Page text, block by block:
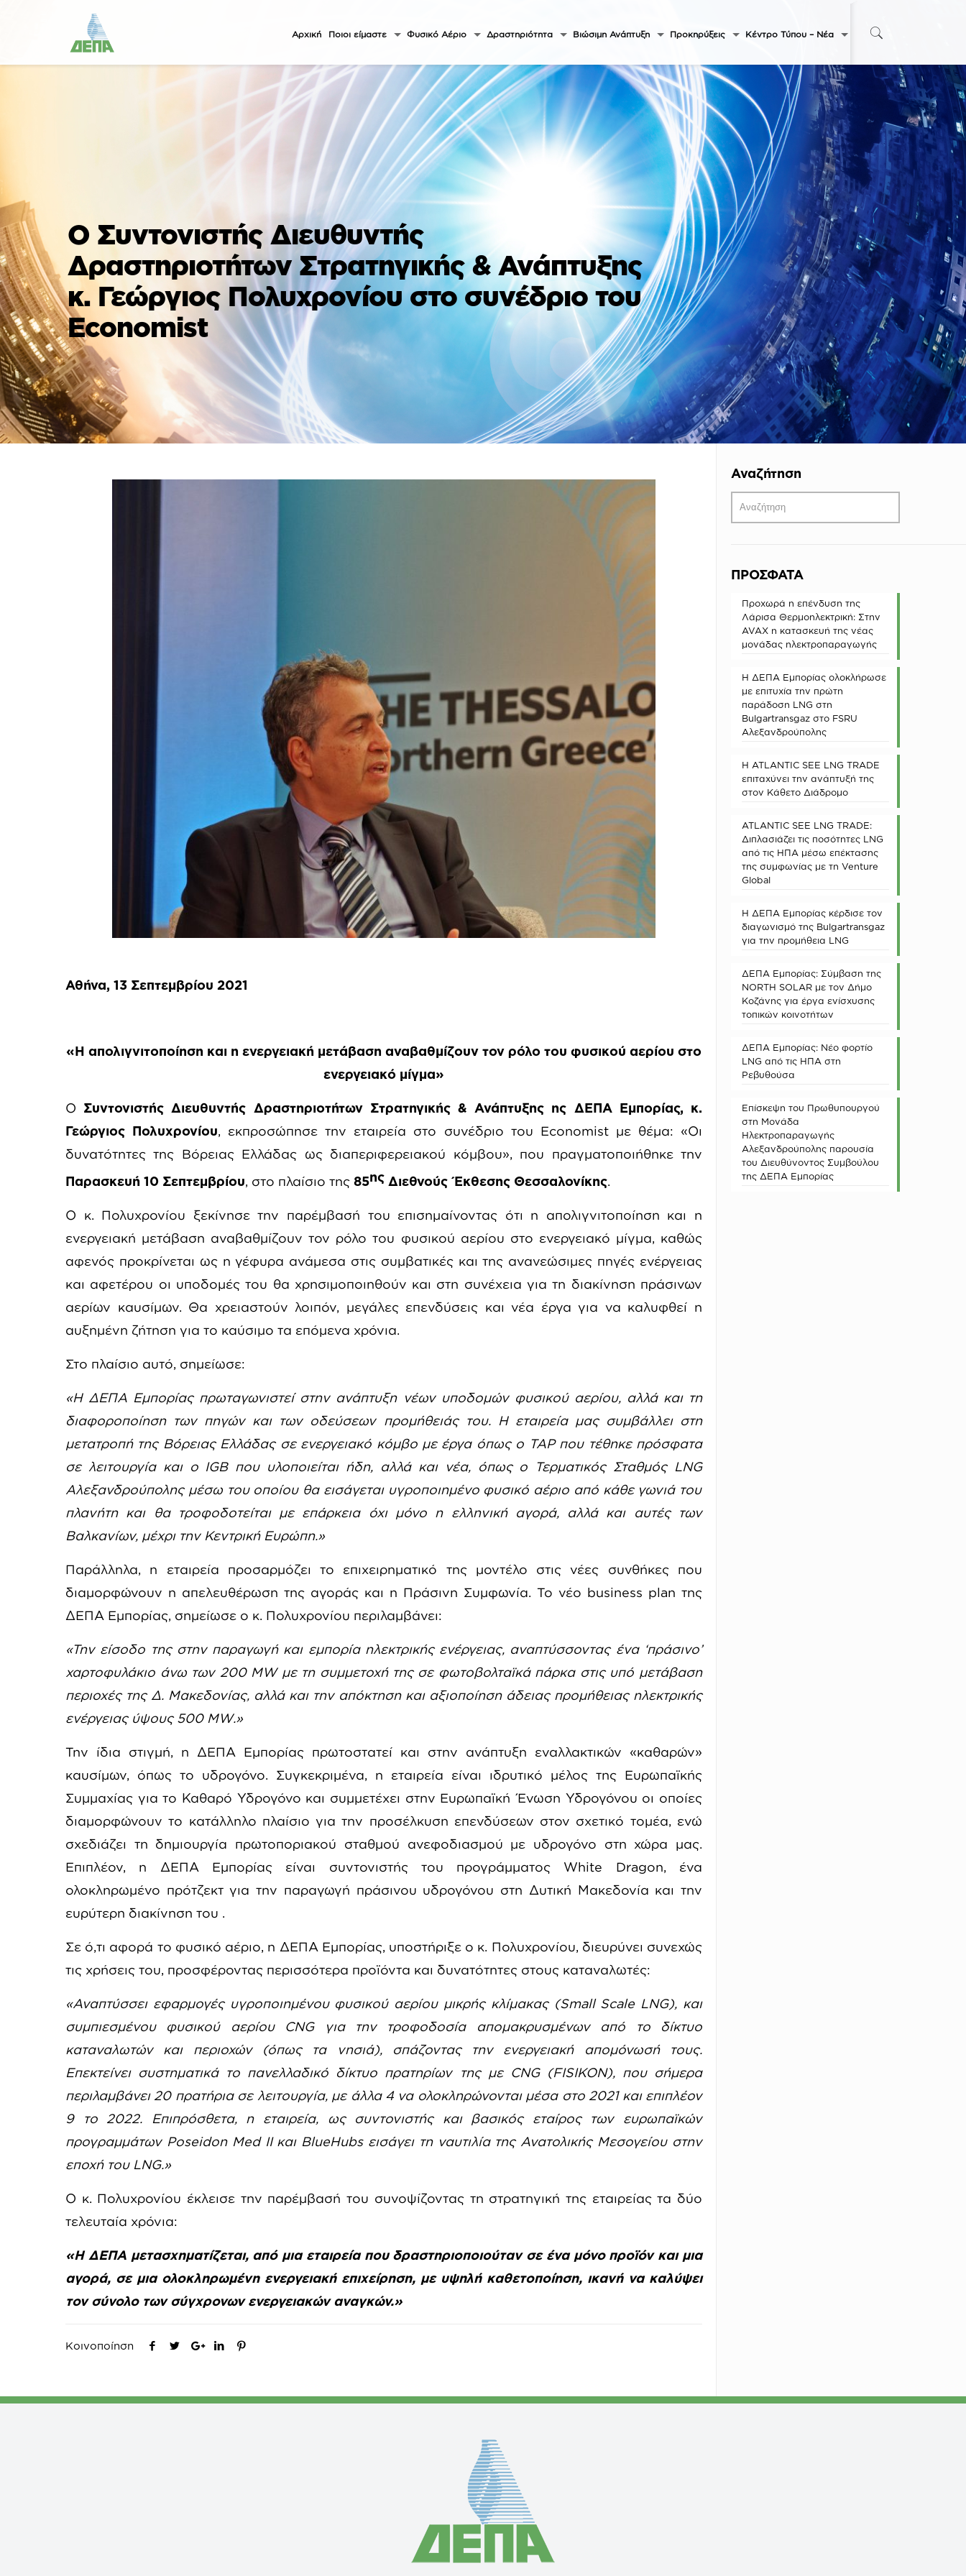
Αρχική Ποιοι είμαστε Φυσικό Αέριο Δραστηριότητα Βιώσιμη Ανάπτυξη Προκηρύξεις Κέντρο Τύπου – Νέα
O Συντονιστής Διευθυντής
Δραστηριοτήτων Στρατηγικής & Ανάπτυξης
κ. Γεώργιος Πολυχρονίου στο συνέδριο του
Economist
Αθήνα, 13 Σεπτεμβρίου 2021
«H απολιγνιτοποίηση και η ενεργειακή μετάβαση αναβαθμίζουν τον ρόλο του φυσικού αερίου στο
ενεργειακό μίγμα»
Ο Συντονιστής Διευθυντής Δραστηριοτήτων Στρατηγικής & Ανάπτυξης ης ΔΕΠΑ Εμπορίας, κ.
Γεώργιος Πολυχρονίου , εκπροσώπησε την εταιρεία στο συνέδριο του Economistμε θέμα: «Οι
δυνατότητες της Βόρειας Ελλάδας ως διαπεριφερειακού κόμβου», που πραγματοποιήθηκε την
Παρασκευή 10 Σεπτεμβρίου , στο πλαίσιο της85ης Διεθνούς Έκθεσης Θεσσαλονίκης
Ο κ. Πολυχρονίου ξεκίνησε την παρέμβασή του επισημαίνοντας ότι η απολιγνιτοποίηση και η
ενεργειακή μετάβαση αναβαθμίζουν τον ρόλο του φυσικού αερίου στο ενεργειακό μίγμα, καθώς
αφενός προκρίνεται ως η γέφυρα ανάμεσα στις συμβατικές και της ανανεώσιμες πηγές ενέργειας
και αφετέρου οι υποδομές του θα χρησιμοποιηθούν και στη συνέχεια για τη διακίνηση πράσινων
αερίων καυσίμων. Θα χρειαστούν λοιπόν, μεγάλες επενδύσεις και νέα έργα για να καλυφθεί η
αυξημένη ζήτηση για το καύσιμο τα επόμενα χρόνια.
Στο πλαίσιο αυτό, σημείωσε:
«H ΔΕΠΑ Εμπορίας πρωταγωνιστεί στην ανάπτυξη νέων υποδομών φυσικού αερίου, αλλά και τη
διαφοροποίηση των πηγών και των οδεύσεων προμήθειάς του. Η εταιρεία μας συμβάλλει στη
μετατροπή της Βόρειας Ελλάδας σε ενεργειακό κόμβο με έργα όπως ο TAP που τέθηκε πρόσφατα
σε λειτουργία και ο IGB που υλοποιείται ήδη, αλλά και νέα, όπως ο Τερματικός Σταθμός LNG
Αλεξανδρούπολης μέσω του οποίου θα εισάγεται υγροποιημένο φυσικό αέριο από κάθε γωνιά του
πλανήτη και θα τροφοδοτείται με επάρκεια όχι μόνο η ελληνική αγορά, αλλά και αυτές των
Βαλκανίων, μέχρι την Κεντρική Ευρώπη.»
Παράλληλα, η εταιρεία προσαρμόζει το επιχειρηματικό της μοντέλο στις νέες συνθήκες που
διαμορφώνουν η απελευθέρωση της αγοράς και η Πράσινη Συμφωνία. Το νέο business plan της
ΔΕΠΑ Εμπορίας, σημείωσε ο κ. Πολυχρονίου περιλαμβάνει:
«Την είσοδο της στην παραγωγή και εμπορία ηλεκτρικής ενέργειας, αναπτύσσοντας ένα ‘πράσινο’
χαρτοφυλάκιο άνω των 200 MWμε τη συμμετοχή της σε φωτοβολταϊκά πάρκα στις υπό μετάβαση
περιοχές της Δ. Μακεδονίας, αλλά και την απόκτηση και αξιοποίηση άδειας προμήθειας ηλεκτρικής
ενέργειας ύψους 500 MW.»
Την ίδια στιγμή, η ΔΕΠΑ Εμπορίας πρωτοστατεί και στην ανάπτυξη εναλλακτικών «καθαρών»
καυσίμων, όπως το υδρογόνο. Συγκεκριμένα, η εταιρεία είναι ιδρυτικό μέλος της Ευρωπαϊκής
Συμμαχίας για το Καθαρό Υδρογόνο και συμμετέχει στην Ευρωπαϊκή Ένωση Υδρογόνου οι οποίες
διαμορφώνουν το κατάλληλο πλαίσιο για την προσέλκυση επενδύσεων στον σχετικό τομέα, ενώ
σχεδιάζει τη δημιουργία πρωτοποριακού σταθμού ανεφοδιασμού με υδρογόνο στη χώρα μας.
Επιπλέον, η ΔΕΠΑ Εμπορίας είναι συντονιστής του προγράμματος White Dragon, ένα
ολοκληρωμένο πρότζεκτ για την παραγωγή πράσινου υδρογόνου στη Δυτική Μακεδονία και την
ευρύτερη διακίνηση του .
Σε ό,τι αφορά το φυσικό αέριο, η ΔΕΠΑ Εμπορίας, υποστήριξε ο κ. Πολυχρονίου, διευρύνει συνεχώς
τις χρήσεις του, προσφέροντας περισσότερα προϊόντα και δυνατότητες στους καταναλωτές:
«Αναπτύσσει εφαρμογές υγροποιημένου φυσικού αερίου μικρής κλίμακας (Small Scale LNG), και
συμπιεσμένου φυσικού αερίου CNG για την τροφοδοσία απομακρυσμένων από το δίκτυο
καταναλωτών και περιοχών (όπως τα νησιά), σπάζοντας την ενεργειακή απομόνωσή τους.
Επεκτείνει συστηματικά το πανελλαδικό δίκτυο πρατηρίων της με CNG (FISIKON), που σήμερα
περιλαμβάνει 20 πρατήρια σε λειτουργία, με άλλα 4 να ολοκληρώνονται μέσα στο 2021 και επιπλέον
9 το 2022. Επιπρόσθετα, η εταιρεία, ως συντονιστής και βασικός εταίρος των ευρωπαϊκών
προγραμμάτων Poseidon Med IIκαι BlueHubsεισάγει τη ναυτιλία της Ανατολικής Μεσογείου στην
εποχή του LNG.»
Ο κ. Πολυχρονίου έκλεισε την παρέμβασή του συνοψίζοντας τη στρατηγική της εταιρείας τα δύο
τελευταία χρόνια:
«Η ΔΕΠΑ μετασχηματίζεται, από μια εταιρεία που δραστηριοποιούταν σε ένα μόνο προϊόν και μια
αγορά, σε μια ολοκληρωμένη ενεργειακή επιχείρηση, με υψηλή καθετοποίηση, ικανή να καλύψει
τον σύνολο των σύγχρονων ενεργειακών αναγκών.»
Κοινοποίηση
Αναζήτηση
ΠΡΟΣΦΑΤΑ
Προχωρά η επένδυση της
Λάρισα Θερμοηλεκτρική: Στην
AVAX η κατασκευή της νέας
μονάδας ηλεκτροπαραγωγής
Η ΔΕΠΑ Εμπορίας ολοκλήρωσε
με επιτυχία την πρώτη
παράδοση LNG στη
Bulgartransgaz στο FSRU
Αλεξανδρούπολης
Η ATLANTIC SEE LNG TRADE
επιταχύνει την ανάπτυξή της
στον Κάθετο Διάδρομο
ATLANTIC SEE LNG TRADE:
Διπλασιάζει τις ποσότητες LNG
από τις ΗΠΑ μέσω επέκτασης
της συμφωνίας με τη Venture
Global
Η ΔΕΠΑ Εμπορίας κέρδισε τον
διαγωνισμό της Bulgartransgaz
για την προμήθεια LNG
ΔΕΠΑ Εμπορίας: Σύμβαση της
NORTH SOLAR με τον Δήμο
Κοζάνης για έργα ενίσχυσης
τοπικών κοινοτήτων
ΔΕΠΑ Εμπορίας: Νέο φορτίο
LNG από τις ΗΠΑ στη
Ρεβυθούσα
Επίσκεψη του Πρωθυπουργού
στη Μονάδα
Ηλεκτροπαραγωγής
Αλεξανδρούπολης παρουσία
του Διευθύνοντος Συμβούλου
της ΔΕΠΑ Εμπορίας